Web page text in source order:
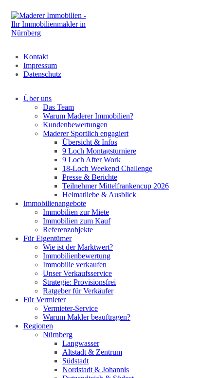
Kontakt
Impressum
Datenschutz
Über uns
Das Team
Warum Maderer Immobilien?
Kundenbewertungen
Maderer Sportlich engagiert
Übersicht & Infos
9 Loch Montagsturniere
9 Loch After Work
18-Loch Weekend Challenge
Presse & Berichte
Teilnehmer Mittelfrankencup 2026
Heimatliebe & Ausblick
Immobilienangebote
Immobilien zur Miete
Immobilien zum Kauf
Referenzobjekte
Für Eigentümer
Wie ist der Marktwert?
Immobilienbewertung
Immobilie verkaufen
Unser Verkaufsservice
Strategie: Provisionsfrei
Ratgeber für Verkäufer
Für Vermieter
Vermieter-Service
Warum Makler beauftragen?
Regionen
Nürnberg
Langwasser
Altstadt & Zentrum
Südstadt
Nordstadt & Johannis